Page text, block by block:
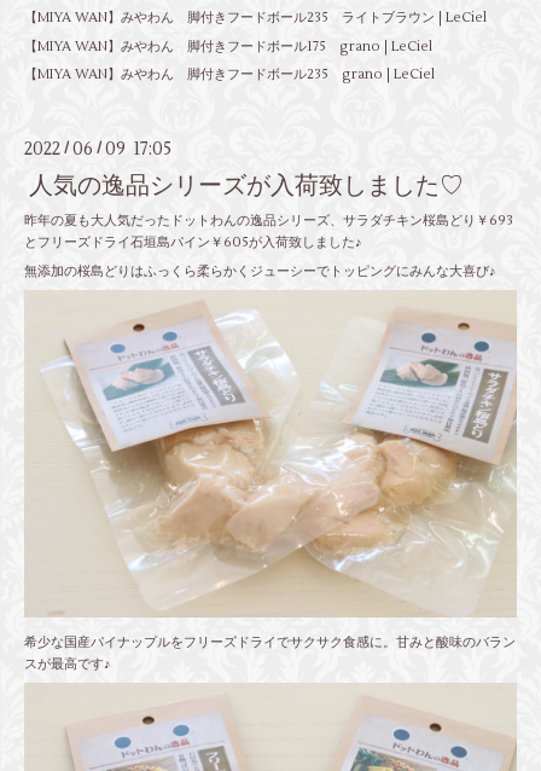
【MIYA WAN】みやわん 脚付きフードボール235 ライトブラウン | LeCiel
【MIYA WAN】みやわん 脚付きフードボール175 grano | LeCiel
【MIYA WAN】みやわん 脚付きフードボール235 grano | LeCiel
2022 / 06 / 09 17:05
人気の逸品シリーズが入荷致しました♡
昨年の夏も大人気だったドットわんの逸品シリーズ、サラダチキン桜島どり￥693
とフリーズドライ石垣島パイン￥605が入荷致しました♪
無添加の桜島どりはふっくら柔らかくジューシーでトッピングにみんな大喜び♪
希少な国産パイナップルをフリーズドライでサクサク食感に。甘みと酸味のバラン
スが最高です♪